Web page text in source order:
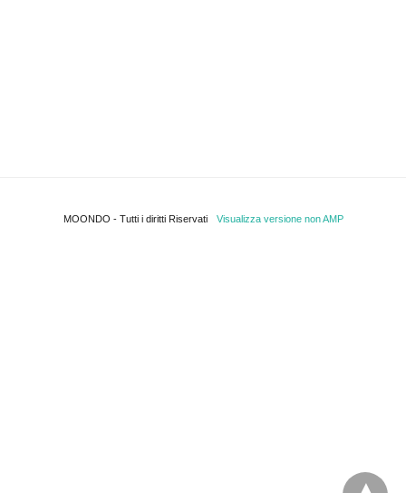
MOONDO - Tutti i diritti Riservati Visualizza versione non AMP